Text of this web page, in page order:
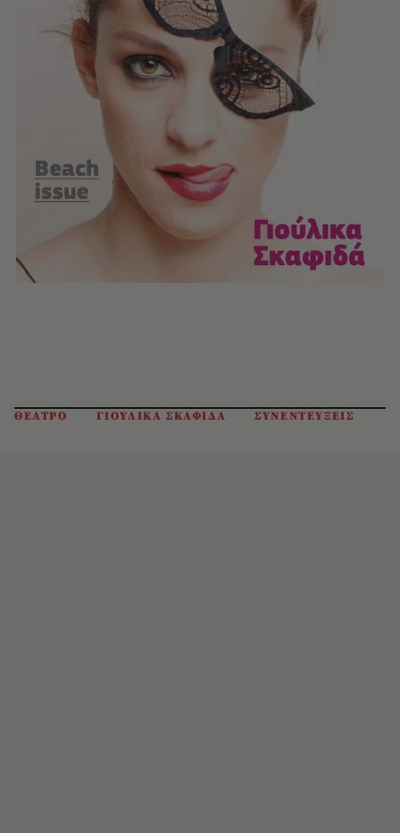
ΘΕΑΤΡΟ ΓΙΟΥΛΙΚΑ ΣΚΑΦΙΔΑ ΣΥΝΕΝΤΕΥΞΕΙΣ